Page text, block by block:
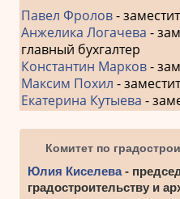
Павел Фролов-
Анжелика Логачева -
главный бухгалтер
Константин Марков-
Максим Похил -
Екатерина Кутыева -
Комитет по
Юлия Киселева-
градостроительству и